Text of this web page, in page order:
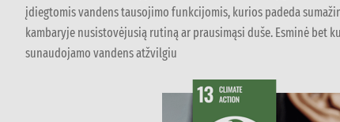
įdiegtomis vandens tausojimo funkcijomis, kurios padeda
kambaryje nusistovėjusią rutiną ar prausimąsi duše. Esminė bet
sunaudojamo vandens atžvilgiu